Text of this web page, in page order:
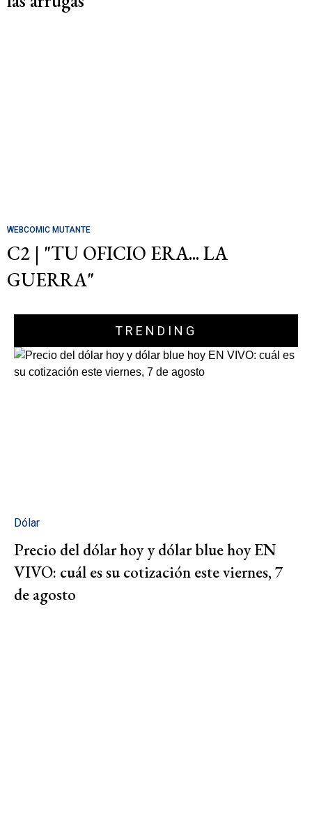
WEBCOMIC MUTANTE
C2 | "TU OFICIO ERA... LA
GUERRA"
TRENDING
Dólar
Precio del dólar hoy y dólar blue hoy EN
VIVO: cuál es su cotización este viernes, 7
de agosto